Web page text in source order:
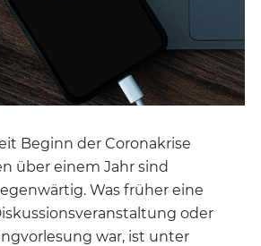
Beginn der Coronakrise
über einem Jahr sind
Was früher eine
oder
war, ist unter